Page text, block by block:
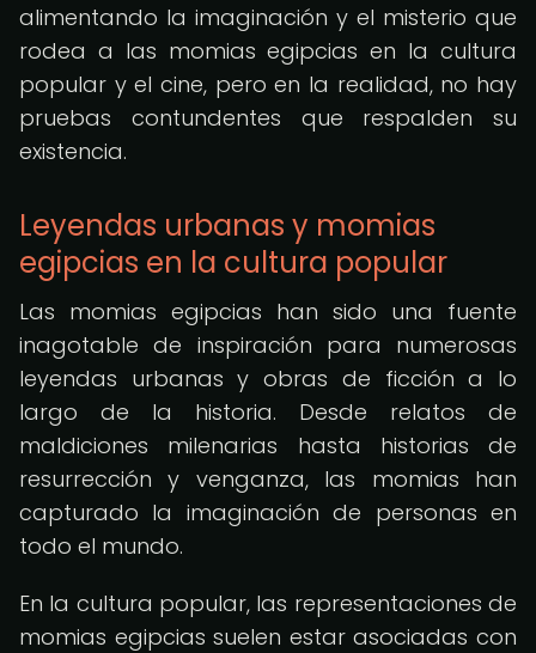
alimentando la imaginación y el misterio que
rodea a las momias egipcias en la cultura
popular y el cine, pero en la realidad, no hay
pruebas contundentes que respalden su
existencia.
Leyendas urbanas y momias
egipcias en la cultura popular
Las momias egipcias han sido una fuente
inagotable de inspiración para numerosas
leyendas urbanas y obras de ficción a lo
largo de la historia. Desde relatos de
maldiciones milenarias hasta historias de
resurrección y venganza, las momias han
capturado la imaginación de personas en
todo el mundo.
En la cultura popular, las representaciones de
momias egipcias suelen estar asociadas con